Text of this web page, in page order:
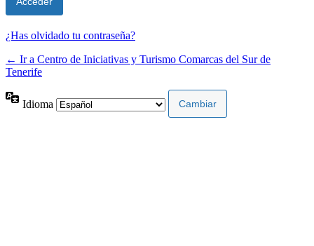
¿Has olvidado tu contraseña?
← Ir a Centro de Iniciativas y Turismo Comarcas del Sur de
Tenerife
Idioma